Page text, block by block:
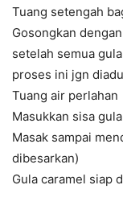
Tuang setengah
Gosongkan
setelah semua
proses ini jgn
Tuang air perlahan
Masukkan sisa gula
Masak sampai
dibesarkan)
Gula caramel siap